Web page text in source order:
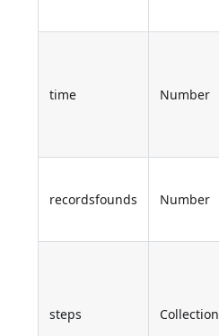
time Number
recordsfounds Number
steps Collection